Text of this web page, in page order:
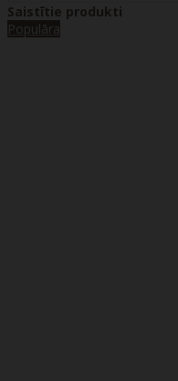
Saistītie produkti
Populāra